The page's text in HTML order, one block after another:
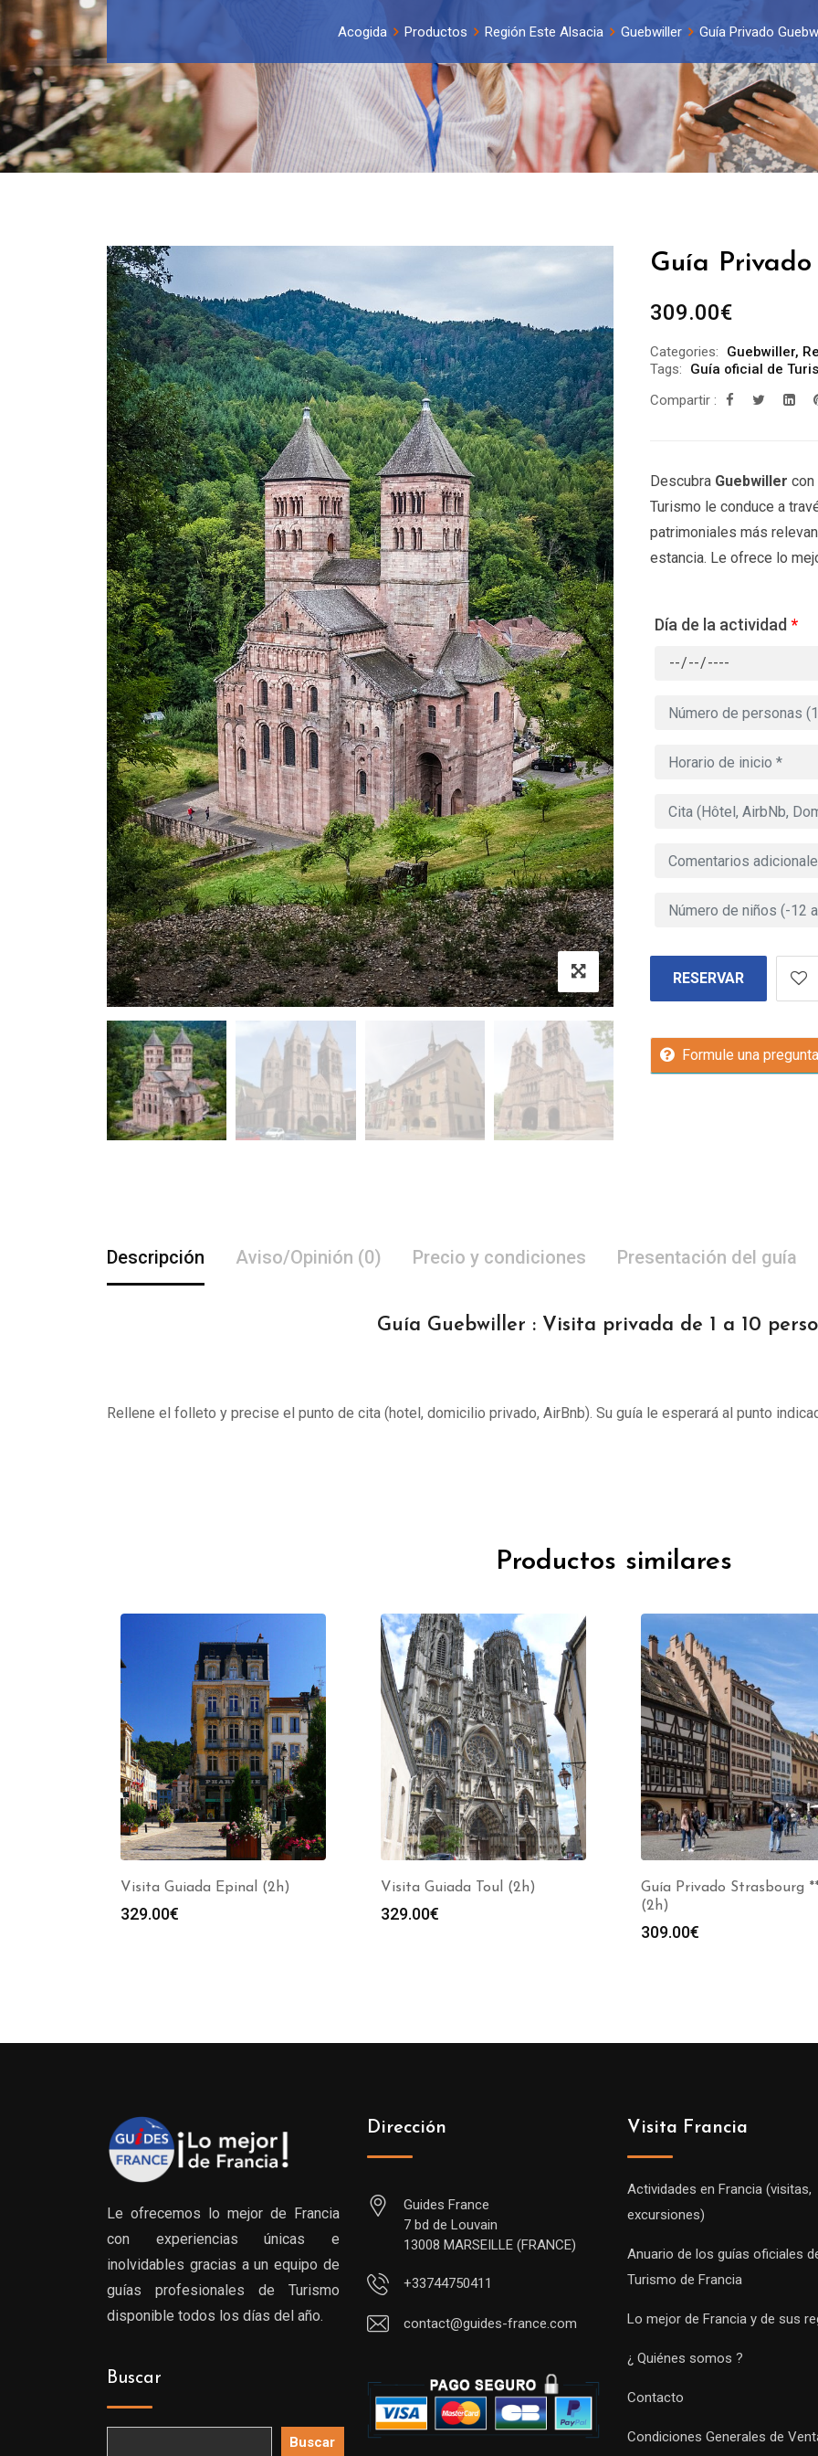
Acogida Productos Región Este Alsacia Guebwiller Guía Privado
Guía
309.00€
Categories: Guebwiller,
Tags:
Guía oficial de
Compartir :
Descubra Guebwiller con
Turismo le conduce a
patrimoniales más
estancia. Le ofrece lo
Día de la actividad *
RESERVAR
Formule una pregunta
Descripción Aviso/Opinión (0) Precio y condiciones Presentación del guía
Guía Guebwiller : Visita privada de 1 a 10
Rellene el folleto y precise el punto de cita (hotel, domicilio privado, AirBnb). Su guía le esperará al punto
Productos similares
Visita Guiada Epinal (2h)
329.00€
Visita Guiada Toul (2h)
329.00€
Guía Privado Strasbourg
(2h)
309.00€
Le ofrecemos lo mejor de Francia
con experiencias únicas e
inolvidables gracias a un equipo de
guías profesionales de Turismo
disponible todos los días del año.
Buscar
Buscar
Dirección
Guides France
7 bd de Louvain
13008 MARSEILLE (FRANCE)
+33744750411
contact@guides-france.com
Visita Francia
Actividades en Francia (visitas,
excursiones)
Anuario de los guías oficiales
Turismo de Francia
Lo mejor de Francia y de sus
¿ Quiénes somos ?
Contacto
Condiciones Generales de